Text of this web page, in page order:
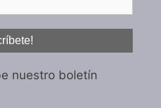
nuestro boletín